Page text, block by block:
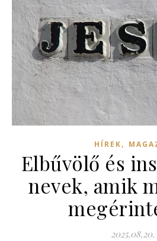
HÍREK,
Elbűvölő és
nevek, amik
2025.08.20.